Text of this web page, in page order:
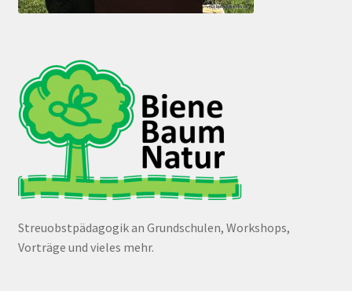
Streuobstpädagogik an Grundschulen, Workshops,
Vorträge und vieles mehr.